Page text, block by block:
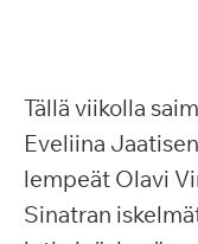
Tällä viikolla
Eveliina
lempeät Olavi
Sinatran